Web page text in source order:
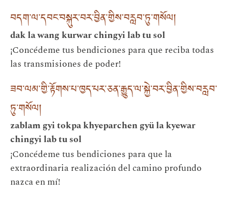
བདག་ལ་དབང་བསྐུར་བར་བྱིན་གྱིས་བརླབ་ཏུ་གསོལ།
dak la wang kurwar chingyi lab tu sol
¡Concédeme tus bendiciones para que reciba todas
las transmisiones de poder!
ཟབ་ལམ་གྱི་རྟོགས་པ་ཁྱད་པར་ཅན་རྒྱུད་ལ་སྐྱེ་བར་བྱིན་གྱིས་བརླབ་
ཏུ་གསོལ།
zablam gyi tokpa khyeparchen gyü la kyewar
chingyi lab tu sol
¡Concédeme tus bendiciones para que la
extraordinaria realización del camino profundo
nazca en mí!